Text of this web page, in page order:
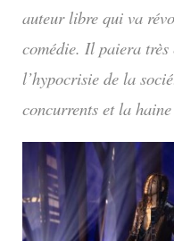
auteur libre qui va
comédie. Il paiera
l’hypocrisie de la
concurrents et la